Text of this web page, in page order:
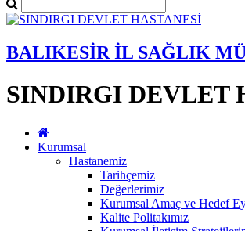
BALIKESİR İL SAĞLIK
SINDIRGI DEVLET
Kurumsal
Hastanemiz
Tarihçemiz
Değerlerimiz
Kurumsal Amaç ve Hedef
Kalite Politakımız